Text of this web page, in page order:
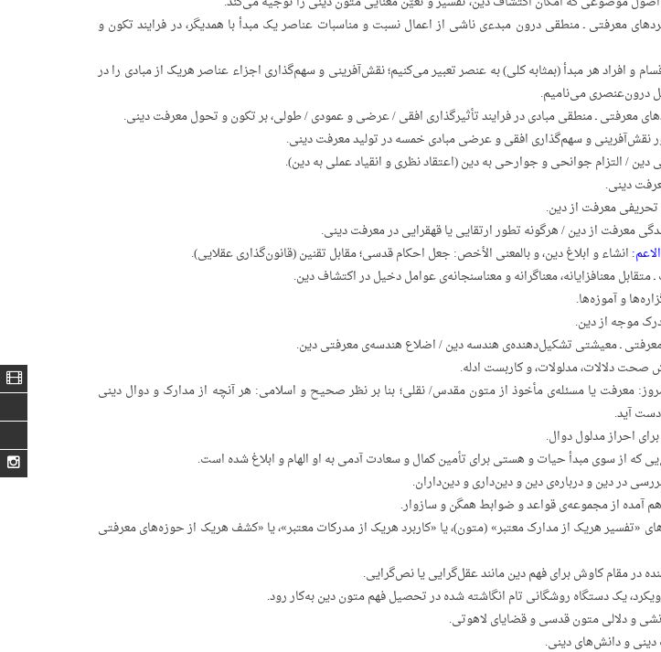
معرفتی ـ منطقی درون مبدءی ناشی از اعمال نسبت و مناسبات عناصر یک مبدأ با همدیگر، در فرایند تکون و
و افراد هر مبدأ (بمثابه کلی) به عنصر تعبیر می‌کنیم؛ نقش‌آفرینی و سهم‌گذاری اجزاء عناصر هریک از مبادی را در
درون‌عنصری می‌نامیم.
معرفتی ـ منطقی مبادی در فرایند تأثیرگذاری افقی / عرضی و عمودی / طولی، بر تکون و تحول معرفت دینی.
نقش‌آفرینی و سهم‌گذاری افقی و عرضی مبادی خمسه در تولید معرفت دینی.
/ التزام جوانحی و جوارحی به دین (اعتقاد نظری و انقیاد عملی به دین).
دینی.
تحریفی معرفت از دین.
معرفت از دین / هرگونه تطور ارتقایی یا قهقرایی در معرفت دینی.
انشاء و ابلاغ دین، و بالمعنی الأخص: جعل احکام قدسی؛ مقابل تقنین (قانون‌گذاری عقلایی).
متقابل معنافزایانه، معناگرانه و معناسنجانه‌ی عوامل دخیل در اکتشاف دین.
و آموزه‌ها.
موجه از دین.
ـ معیشتی تشکیل‌دهنده‌ی هندسه دین / اضلاع هندسه‌ی معرفتی دین.
دلالات، مدلولات، و کاربست ادله.
معرفت یا مسئله‌ی مأخوذ از متون مقدس/ نقلی؛ بنا بر نظر صحیح و اسلامی: هر آنچه از مدارک و دوال دینی
آید.
احراز مدلول دوال.
که از سوی مبدأ حیات و هستی برای تأمین کمال و سعادت آدمی به او الهام و ابلاغ شده است.
در دین و درباره‌ی دین و دین‌داری و دین‌داران.
آمده از مجموعه‌ی قواعد و ضوابط همگن و سازوار.
«تفسیر هریک از مدارک معتبر» (متون)، یا «کاربرد هریک از مدرکات معتبر»، یا «کشف هریک از حوزه‌های معرفتی
در مقام کاوش برای فهم دین مانند عقل‌گرایی یا نص‌گرایی.
یک دستگاه روشگانی تام انگاشته شده در تحصیل فهم متون دین به‌کار رود.
و دلالی متون قدسی و قضایای لاهوتی.
و دانش‌های دینی.
و مدارات